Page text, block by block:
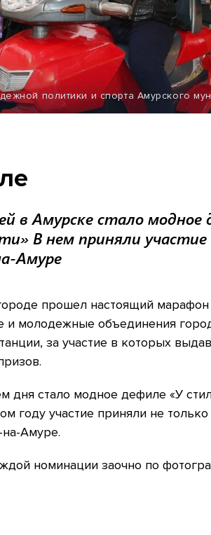
политики и спорта Амурского
Амурске стало модное
В нем приняли участие
Амуре
прошел настоящий марафон
и молодежные объединения
за участие в которых
дня стало модное дефиле «У
году участие приняли не
Амуре.
номинации заочно по